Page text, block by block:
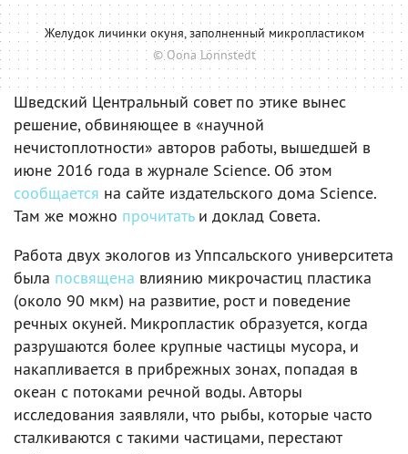
Желудок личинки окуня, заполненный микропластиком
© Oona Lönnstedt
Шведский Центральный совет по этике вынес
решение, обвиняющее в «научной
нечистоплотности» авторов работы, вышедшей в
июне 2016 года в журнале Science. Об этом
сообщается на сайте издательского дома Science.
Там же можно прочитатьи доклад Совета.
Работа двух экологов из Уппсальского университета
была посвящена влиянию микрочастиц пластика
(около 90 мкм) на развитие, рост и поведение
речных окуней. Микропластик образуется, когда
разрушаются более крупные частицы мусора, и
накапливается в прибрежных зонах, попадая в
океан с потоками речной воды. Авторы
исследования заявляли, что рыбы, которые часто
сталкиваются с такими частицами, перестают